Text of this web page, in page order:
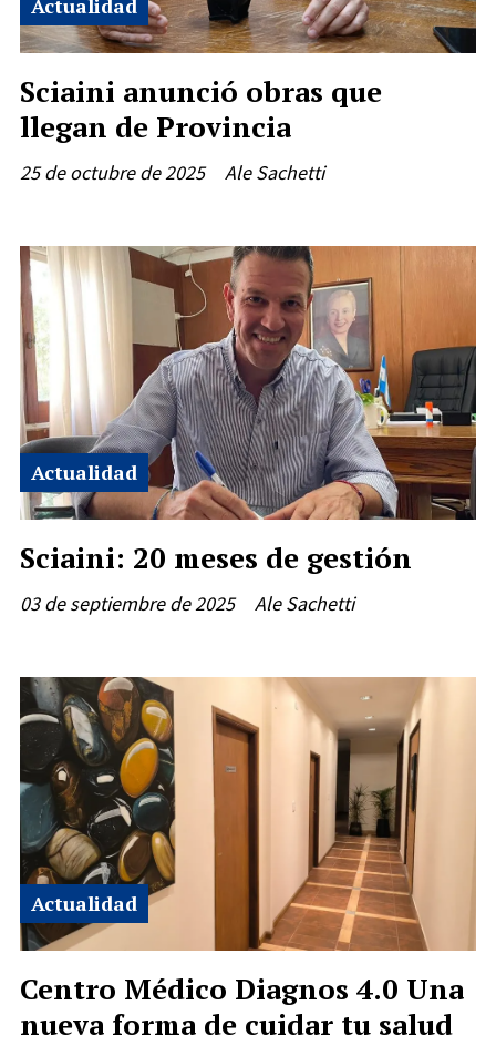
Sciaini anunció obras que
llegan de Provincia
Ale Sachetti
Actualidad
25 de octubre de 2025
Sciaini: 20 meses de gestión
Ale Sachetti
Actualidad
03 de septiembre de 2025
Centro Médico Diagnos 4.0 Una
nueva forma de cuidar tu salud
Actualidad